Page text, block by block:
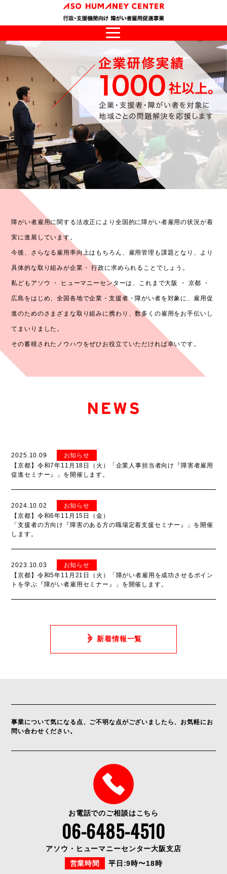
障がい者雇用に関する法改正により 全国的に障がい者雇用の状況が着
実に進展しています。
今後、さらなる雇用率向上はもちろん、雇用管理も課題となり、 より
具体的な取り組みが企業・ 行政に求められることでしょう。
私どもアソウ ・ ヒューマニーセンターは、 これまで大阪 ・ 京都 ・
広島をはじめ、全国各地で企業・支援者・障がい者を対象に、 雇用促
進のためのさまざまな取り組みに携わり、数多くの雇用をお手伝いし
てまいりました。
その蓄積されたノウハウをぜひお役立ていただければ幸いです。
2025.10.09
お知らせ
【京都】令和7年11月18日（火）「企業人事担当者向け『障害者雇用
促進セミナー』」を開催します。
2024.10.02
お知らせ
【京都】令和6年11月15日（金）
「支援者の方向け『障害のある方の職場定着支援セミナー』」を開催
します。
2023.10.03
お知らせ
【京都】令和5年11月21日（火）「障がい者雇用を成功させるポイン
トを学ぶ『障がい者雇用セミナー』」を開催します。
新着情報一覧
事業について気になる点、ご不明な点がございましたら、お気軽にお
問い合わせください。
お電話でのご相談はこちら
06-6485-4510
アソウ・ヒューマニーセンター大阪支店
営業時間
平日:9時〜18時